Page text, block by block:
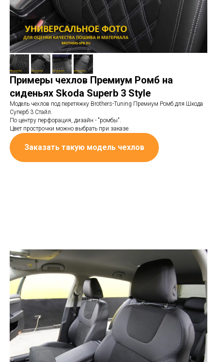
Примеры чехлов Премиум Ромб на
сиденьях Skoda Superb 3 Style
Модель чехлов под перетяжку Brothers-Tuning Премиум Ромб для Шкода
Суперб 3 Стайл.
По центру перфорация, дизайн - "ромбы".
Цвет прострочки можно выбрать при заказе.
Заказать такую модель чехлов